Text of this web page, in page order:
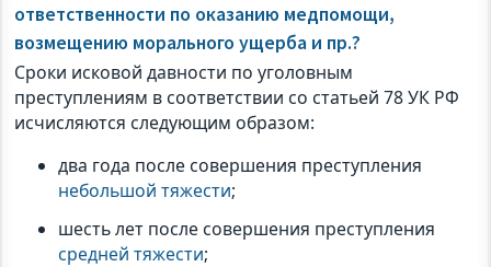
ответственности по оказанию медпомощи,
возмещению морального ущерба и пр.?
Сроки исковой давности по уголовным
преступлениям в соответствии со статьей 78 УК РФ
исчисляются следующим образом:
два года после совершения преступления
небольшой тяжести;
шесть лет после совершения преступления
средней тяжести;